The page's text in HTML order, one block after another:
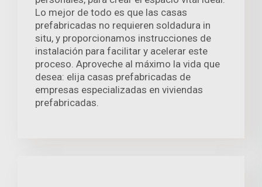
Lo mejor de todo es que las casas
prefabricadas no requieren soldadura in
situ, y proporcionamos instrucciones de
instalación para facilitar y acelerar este
proceso. Aproveche al máximo la vida que
desea: elija casas prefabricadas de
empresas especializadas en viviendas
prefabricadas.